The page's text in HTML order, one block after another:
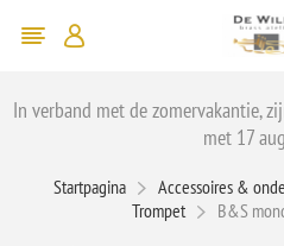
In verband met de zomervakantie,
met 17
Startpagina Accessoires &
Trompet
B&S